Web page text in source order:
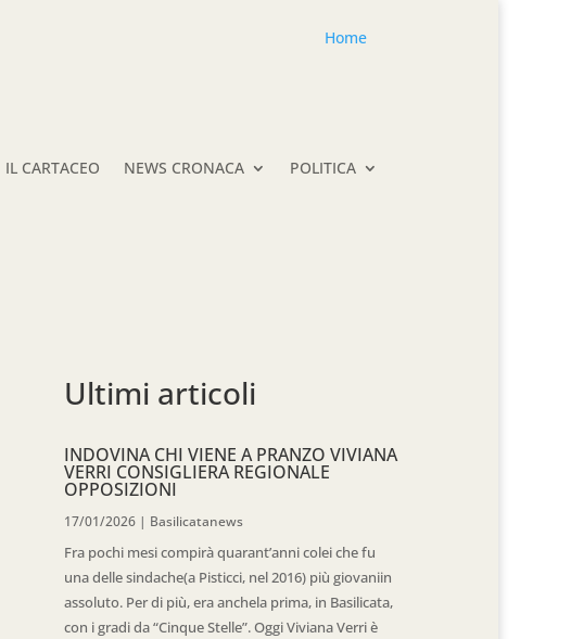
Home
IL CARTACEO NEWS CRONACA POLITICA
Ultimi articoli
INDOVINA CHI VIENE A PRANZO VIVIANA
VERRI CONSIGLIERA REGIONALE
OPPOSIZIONI
17/01/2026| Basilicatanews
Fra pochi mesi compirà quarant’anni colei che fu
una delle sindache(a Pisticci, nel 2016) più giovaniin
assoluto. Per di più, era anchela prima, in Basilicata,
con i gradi da “Cinque Stelle”. Oggi Viviana Verri è